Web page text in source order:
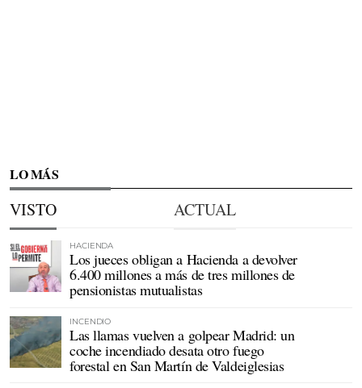
LO MÁS
VISTO ACTUAL
HACIENDA
Los jueces obligan a Hacienda a devolver
6.400 millones a más de tres millones de
pensionistas mutualistas
INCENDIO
Las llamas vuelven a golpear Madrid: un
coche incendiado desata otro fuego
forestal en San Martín de Valdeiglesias